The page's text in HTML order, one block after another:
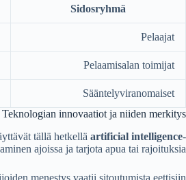
Sidosryhmä
Pelaajat
Pelaamisalan toimijat
Sääntelyviranomaiset
Teknologian innovaatiot ja niiden merkitys
tällä hetkellä artificial intelligence-
ajoissa ja tarjota apua tai rajoituksia.